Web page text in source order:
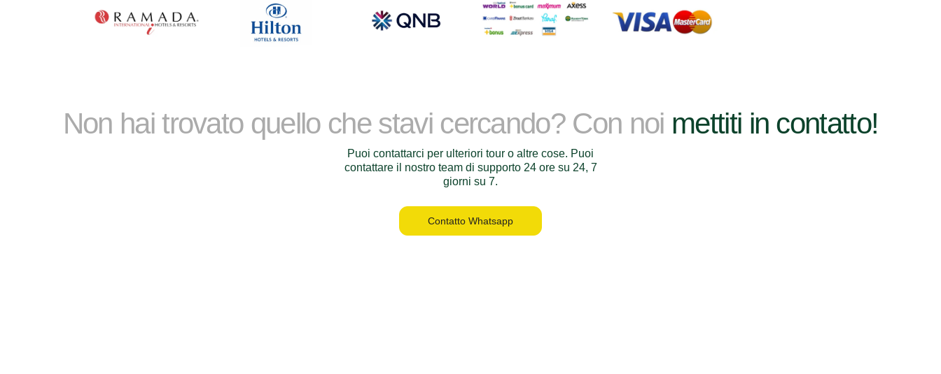
Non hai trovato quello che stavi cercando? Con noi mettiti in contatto!
Puoi contattarci per ulteriori tour o altre cose. Puoi
contattare il nostro team di supporto 24 ore su 24, 7
giorni su 7.
Contatto Whatsapp